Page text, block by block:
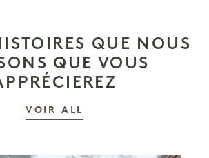
QUE NOUS
QUE VOUS
VOIR ALL